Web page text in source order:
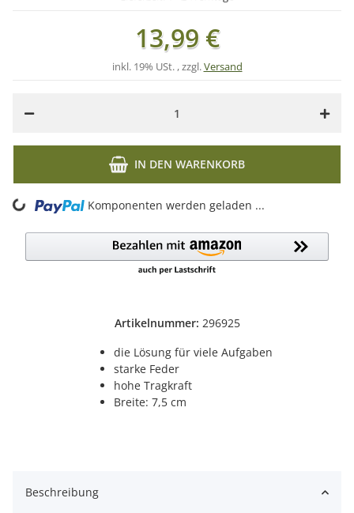
Artikelnummer: 296925
die Lösung für viele Aufgaben
starke Feder
hohe Tragkraft
Breite: 7,5 cm
13,99 €
inkl. 19% USt. , zzgl.Versand
IN DEN WARENKORB
Komponenten werden geladen ...
Beschreibung